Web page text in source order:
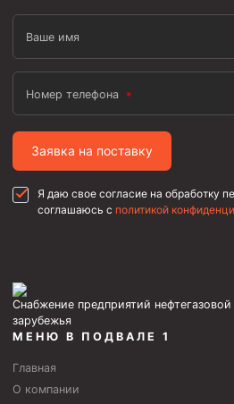
Ваше имя
Номер телефона
Заявка на поставку
Я даю свое согласие на обработку
соглашаюсь с политикой
Снабжение предприятий
зарубежья
МЕНЮ В ПОДВАЛЕ 1
Главная
О компании